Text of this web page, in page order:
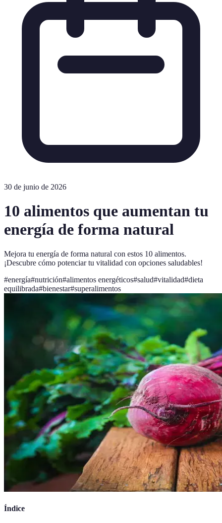
30 de junio de 2026
10 alimentos que aumentan tu
energía de forma natural
Mejora tu energía de forma natural con estos 10 alimentos.
¡Descubre cómo potenciar tu vitalidad con opciones saludables!
#energía#nutrición#alimentos energéticos#salud#vitalidad#dieta
equilibrada#bienestar#superalimentos
Índice